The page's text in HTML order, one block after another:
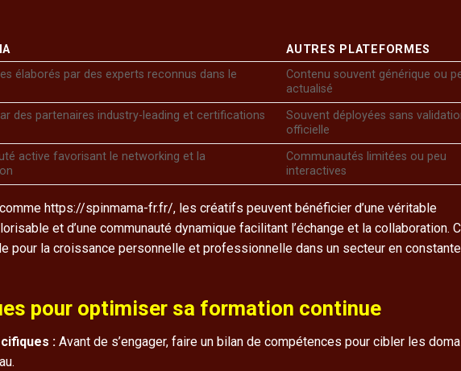
AUTRES PLATEFORMES
élaborés par des experts reconnus dans le
Contenu souvent générique ou
actualisé
des partenaires industry-leading et certifications
Souvent déployées sans
officielle
active favorisant le networking et la
Communautés limitées ou peu
interactives
https://spinmama-fr.fr/, les créatifs peuvent bénéficier d’une véritable
et d’une communauté dynamique facilitant l’échange et la collaboration.
pour la croissance personnelle et professionnelle dans un secteur en constante
pour optimiser sa formation continue
: Avant de s’engager, faire un bilan de compétences pour cibler les